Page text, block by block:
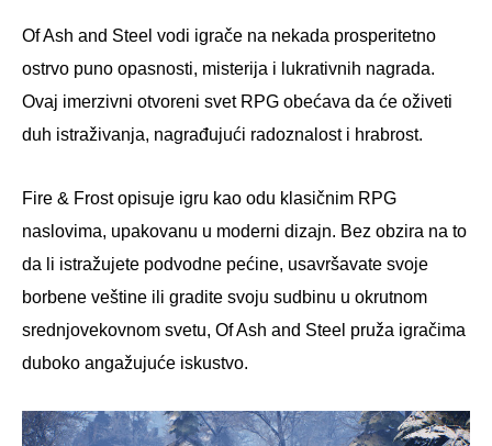
Of Ash and Steel vodi igrače na nekada prosperitetno
ostrvo puno opasnosti, misterija i lukrativnih nagrada.
Ovaj imerzivni otvoreni svet RPG obećava da će oživeti
duh istraživanja, nagrađujući radoznalost i hrabrost.
Fire & Frost opisuje igru kao odu klasičnim RPG
naslovima, upakovanu u moderni dizajn. Bez obzira na to
da li istražujete podvodne pećine, usavršavate svoje
borbene veštine ili gradite svoju sudbinu u okrutnom
srednjovekovnom svetu, Of Ash and Steel pruža igračima
duboko angažujuće iskustvo.